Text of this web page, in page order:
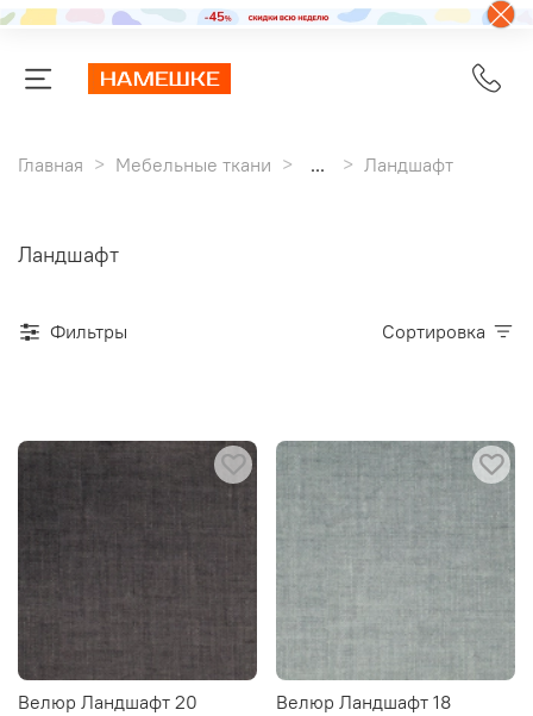
Главная Мебельные ткани ... Ландшафт
Ландшафт
Фильтры Сортировка
Велюр Ландшафт 20
Велюр Ландшафт 18